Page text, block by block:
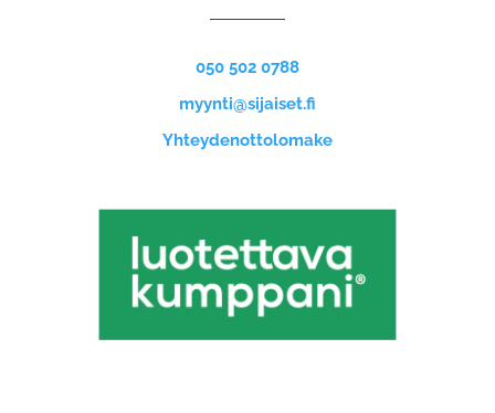
050 502 0788
myynti@sijaiset.fi
Yhteydenottolomake